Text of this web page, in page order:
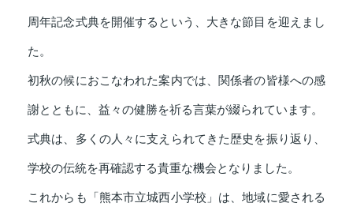
周年記念式典を開催するという、大きな節目を迎えまし
た。
初秋の候におこなわれた案内では、関係者の皆様への感
謝とともに、益々の健勝を祈る言葉が綴られています。
式典は、多くの人々に支えられてきた歴史を振り返り、
学校の伝統を再確認する貴重な機会となりました。
これからも「熊本市立城西小学校」は、地域に愛される